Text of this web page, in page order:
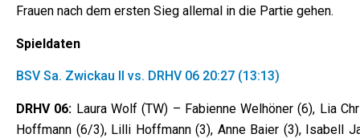
Frauen nach dem ersten Sieg allemal in die Partie gehen.
Spieldaten
BSV Sa. Zwickau II vs. DRHV 06 20:27 (13:13)
DRHV 06: Laura Wolf (TW) – Fabienne Welhöner (6), Lia
Hoffmann (6/3), Lilli Hoffmann (3), Anne Baier (3), Isabell